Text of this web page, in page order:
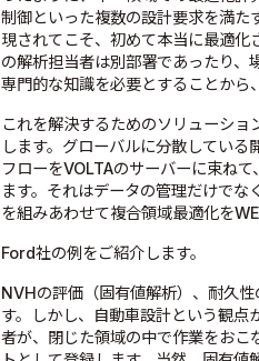
制御といった複数の設計要求を満
現されてこそ、初めて本当に最適化
の解析担当者は別部署であったり、
専門的な知識を必要とすることから
これを解決するためのソリューシ
します。グローバルに分散してい
フローをVOLTAのサーバーに束ね
ます。それはデータの管理だけで
を組みあわせて複合領域最適化を
Ford社の例をご紹介します。
NVHの評価（固有値解析）、耐久
す。しかし、自動車設計という観点
者が、閉じた領域の中で作業をおこ